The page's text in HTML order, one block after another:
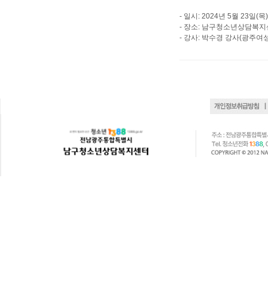
- 일시: 2024년 5월 23일(
- 장소: 남구청소년상담복
- 강사: 박수경 강사(광주여